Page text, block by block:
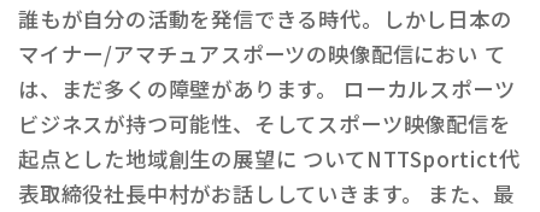
誰もが自分の活動を発信できる時代。しかし日本の
マイナー/アマチュアスポーツの映像配信におい て
は、まだ多くの障壁があります。 ローカルスポーツ
ビジネスが持つ可能性、そしてスポーツ映像配信を
起点とした地域創生の展望に ついてNTTSportict代
表取締役社長中村がお話ししていきます。 また、最